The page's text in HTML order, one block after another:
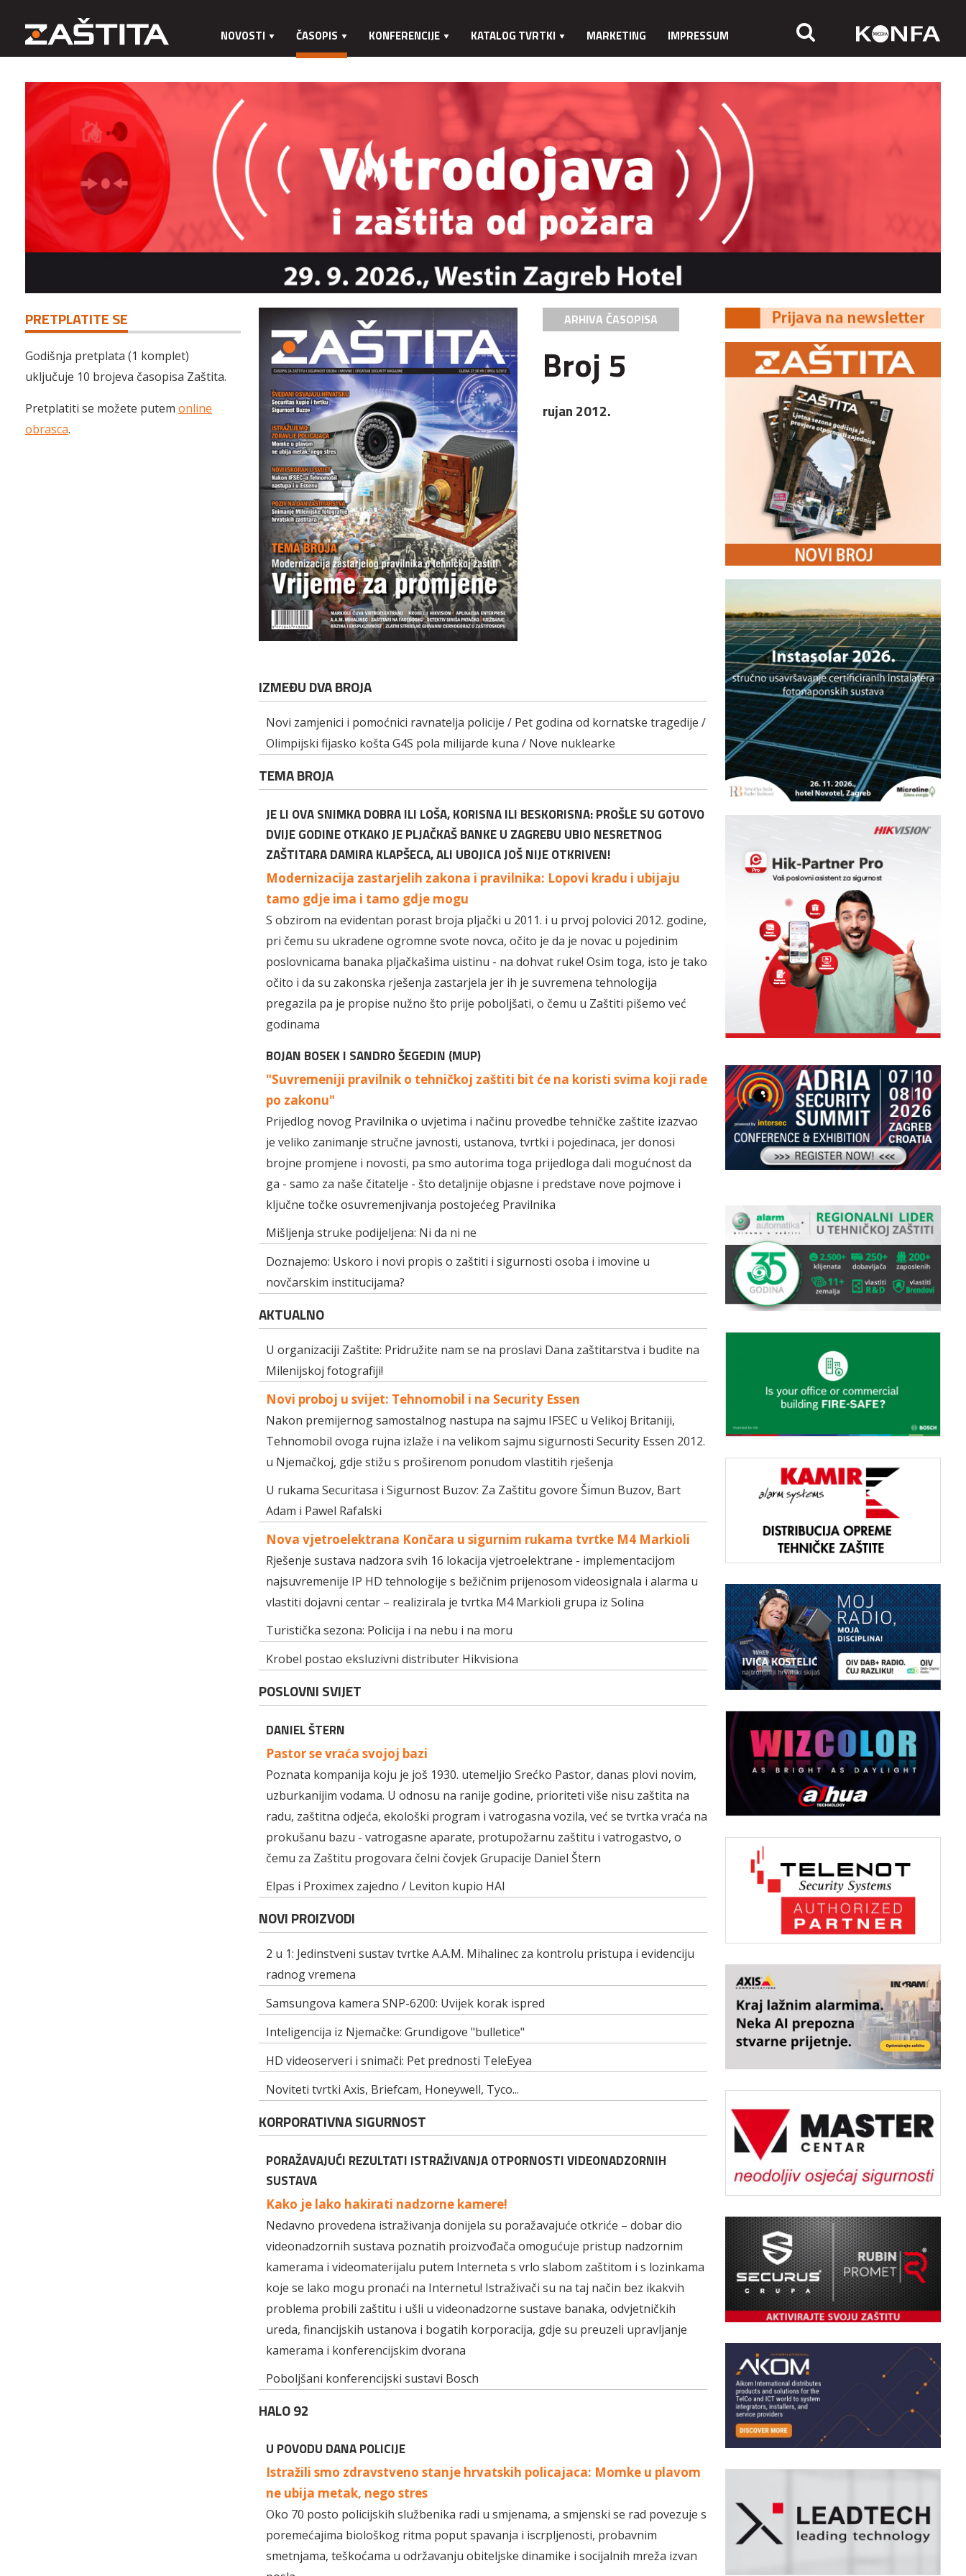
NOVOSTI ČASOPIS KONFERENCIJE KATALOG TVRTKI MARKETING IMPRESSUM
PRETPLATITE SE
Godišnja pretplata (1 komplet)
uključuje 10 brojeva časopisa Zaštita.
Pretplatiti se možete putem online
obrasca.
ARHIVA ČASOPISA
Broj 5
rujan 2012.
IZMEĐU DVA BROJA
Novi zamjenici i pomoćnici ravnatelja policije / Pet godina od kornatske tragedije /
Olimpijski fijasko košta G4S pola milijarde kuna / Nove nuklearke
TEMA BROJA
JE LI OVA SNIMKA DOBRA ILI LOŠA, KORISNA ILI BESKORISNA: PROŠLE SU GOTOVO
DVIJE GODINE OTKAKO JE PLJAČKAŠ BANKE U ZAGREBU UBIO NESRETNOG
ZAŠTITARA DAMIRA KLAPŠECA, ALI UBOJICA JOŠ NIJE OTKRIVEN!
Modernizacija zastarjelih zakona i pravilnika: Lopovi kradu i ubijaju
tamo gdje ima i tamo gdje mogu
S obzirom na evidentan porast broja pljački u 2011. i u prvoj polovici 2012. godine,
pri čemu su ukradene ogromne svote novca, očito je da je novac u pojedinim
poslovnicama banaka pljačkašima uistinu - na dohvat ruke! Osim toga, isto je tako
očito i da su zakonska rješenja zastarjela jer ih je suvremena tehnologija
pregazila pa je propise nužno što prije poboljšati, o čemu u Zaštiti pišemo već
godinama
BOJAN BOSEK I SANDRO ŠEGEDIN (MUP)
"Suvremeniji pravilnik o tehničkoj zaštiti bit će na koristi svima koji rade
po zakonu"
Prijedlog novog Pravilnika o uvjetima i načinu provedbe tehničke zaštite izazvao
je veliko zanimanje stručne javnosti, ustanova, tvrtki i pojedinaca, jer donosi
brojne promjene i novosti, pa smo autorima toga prijedloga dali mogućnost da
ga - samo za naše čitatelje - što detaljnije objasne i predstave nove pojmove i
ključne točke osuvremenjivanja postojećeg Pravilnika
Mišljenja struke podijeljena: Ni da ni ne
Doznajemo: Uskoro i novi propis o zaštiti i sigurnosti osoba i imovine u
novčarskim institucijama?
AKTUALNO
U organizaciji Zaštite: Pridružite nam se na proslavi Dana zaštitarstva i budite na
Milenijskoj fotografiji!
Novi proboj u svijet: Tehnomobil i na Security Essen
Nakon premijernog samostalnog nastupa na sajmu IFSEC u Velikoj Britaniji,
Tehnomobil ovoga rujna izlaže i na velikom sajmu sigurnosti Security Essen 2012.
u Njemačkoj, gdje stižu s proširenom ponudom vlastitih rješenja
U rukama Securitasa i Sigurnost Buzov: Za Zaštitu govore Šimun Buzov, Bart
Adam i Pawel Rafalski
Nova vjetroelektrana Končara u sigurnim rukama tvrtke M4 Markioli
Rješenje sustava nadzora svih 16 lokacija vjetroelektrane - implementacijom
najsuvremenije IP HD tehnologije s bežičnim prijenosom videosignala i alarma u
vlastiti dojavni centar – realizirala je tvrtka M4 Markioli grupa iz Solina
Turistička sezona: Policija i na nebu i na moru
Krobel postao eksluzivni distributer Hikvisiona
POSLOVNI SVIJET
DANIEL ŠTERN
Pastor se vraća svojoj bazi
Poznata kompanija koju je još 1930. utemeljio Srećko Pastor, danas plovi novim,
uzburkanijim vodama. U odnosu na ranije godine, prioriteti više nisu zaštita na
radu, zaštitna odjeća, ekološki program i vatrogasna vozila, već se tvrtka vraća na
prokušanu bazu - vatrogasne aparate, protupožarnu zaštitu i vatrogastvo, o
čemu za Zaštitu progovara čelni čovjek Grupacije Daniel Štern
Elpas i Proximex zajedno / Leviton kupio HAI
NOVI PROIZVODI
2 u 1: Jedinstveni sustav tvrtke A.A.M. Mihalinec za kontrolu pristupa i evidenciju
radnog vremena
Samsungova kamera SNP-6200: Uvijek korak ispred
Inteligencija iz Njemačke: Grundigove "bulletice"
HD videoserveri i snimači: Pet prednosti TeleEyea
Noviteti tvrtki Axis, Briefcam, Honeywell, Tyco...
KORPORATIVNA SIGURNOST
PORAŽAVAJUĆI REZULTATI ISTRAŽIVANJA OTPORNOSTI VIDEONADZORNIH
SUSTAVA
Kako je lako hakirati nadzorne kamere!
Nedavno provedena istraživanja donijela su poražavajuće otkriće – dobar dio
videonadzornih sustava poznatih proizvođača omogućuje pristup nadzornim
kamerama i videomaterijalu putem Interneta s vrlo slabom zaštitom i s lozinkama
koje se lako mogu pronaći na Internetu! Istraživači su na taj način bez ikakvih
problema probili zaštitu i ušli u videonadzorne sustave banaka, odvjetničkih
ureda, financijskih ustanova i bogatih korporacija, gdje su preuzeli upravljanje
kamerama i konferencijskim dvorana
Poboljšani konferencijski sustavi Bosch
HALO 92
U POVODU DANA POLICIJE
Istražili smo zdravstveno stanje hrvatskih policajaca: Momke u plavom
ne ubija metak, nego stres
Oko 70 posto policijskih službenika radi u smjenama, a smjenski se rad povezuje s
poremećajima biološkog ritma poput spavanja i iscrpljenosti, probavnim
smetnjama, teškoćama u održavanju obiteljske dinamike i socijalnih mreža izvan